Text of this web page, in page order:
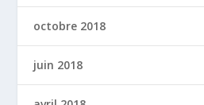
octobre 2018
juin 2018